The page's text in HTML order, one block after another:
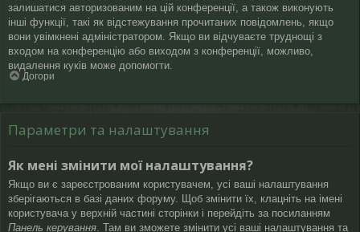
залишатися авторизованим на цій конференції, а також виконують
інші функції, такі як відстежування прочитаних повідомлень, якщо
вони увімкнені адміністратором. Якщо ви відчуваєте труднощі з
входом на конференцію або виходом з конференції, можливо,
видалення куків може допомогти.
Догори
Параметри та налаштування
Як мені змінити мої налаштування?
Якщо ви є зареєстрованим користувачем, усі ваші налаштування
зберігаються в базі даних форуму. Щоб змінити їх, клацніть на імені
користувача у верхній частині сторінки і перейдіть за посиланням
Панель керування . Там ви зможете змінити усі ваші налаштування та